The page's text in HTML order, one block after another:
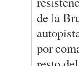
de la
por